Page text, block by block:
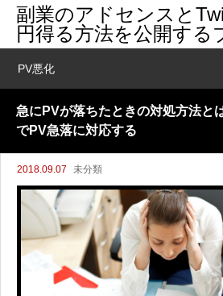
副業のアドセンスと
円得る方法を公開する
PV悪化
急にPVが落ちたときの対処方法
でPV急落に対応する
2018.09.07 未分類